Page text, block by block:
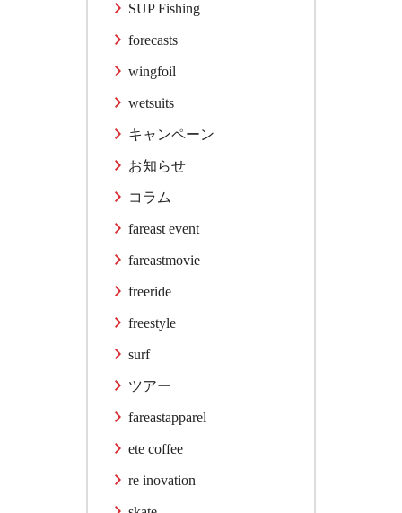
SUP Fishing
forecasts
wingfoil
wetsuits
キャンペーン
お知らせ
コラム
fareast event
fareastmovie
freeride
freestyle
surf
ツアー
fareastapparel
ete coffee
re inovation